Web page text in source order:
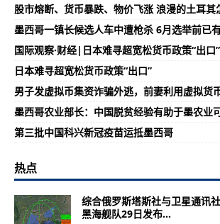
股市熔断、货币暴跌、物价飞涨 浪漫的土耳其
墨西哥一镇长候选人车中遭枪杀 6月选举前已
国际观察·财经|日本难寻超宽松货币政策“出口”
日本难寻超宽松货币政策“出口”
男子发虚拟币集资诈骗外逃，前妻利用虚拟货
墨西哥农业部长：中国脱贫经验有助于墨农业
第三批中国科兴新冠疫苗运抵墨西哥
热点
综合俄罗斯塔斯社与卫星通讯
黑海舰队29日发布...